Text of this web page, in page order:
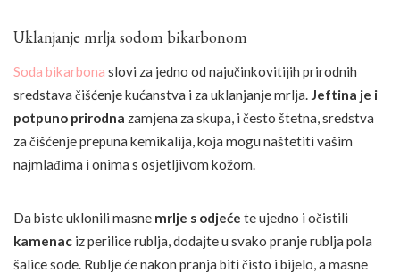
Uklanjanje mrlja sodom bikarbonom
Soda bikarbona slovi za jedno od najučinkovitijih prirodnih
sredstava čišćenje kućanstva i za uklanjanje mrlja. Jeftina je i
potpuno prirodna zamjena za skupa, i često štetna, sredstva
za čišćenje prepuna kemikalija, koja mogu naštetiti vašim
najmlađima i onima s osjetljivom kožom.
Da biste uklonili masne mrlje s odjeće te ujedno i očistili
kamenac iz perilice rublja, dodajte u svako pranje rublja pola
šalice sode. Rublje će nakon pranja biti čisto i bijelo, a masne